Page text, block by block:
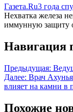
Газета.Ru3 года
Нехватка железа
иммунную защиту
Навигация
Предыдущая:
Далее: Врач
влияет на камни в
Похожие